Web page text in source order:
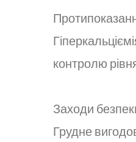
контролю
Заходи
Грудне